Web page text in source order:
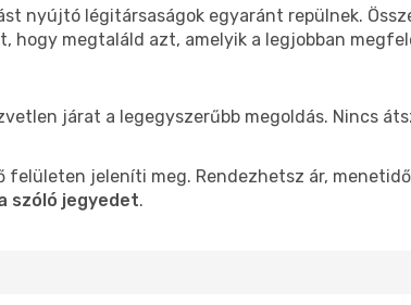
nyújtó légitársaságok egyaránt repülnek.
hogy megtaláld azt, amelyik a legjobban
járat a legegyszerűbb megoldás. Nincs
jeleníti meg. Rendezhetsz ár,
szóló jegyedet.